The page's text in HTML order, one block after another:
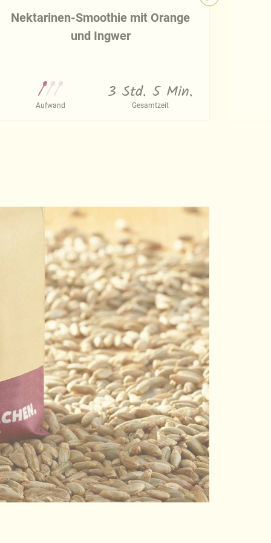
Nektarinen-Smoothie mit Orange
und Ingwer
Aufwand
3 Std. 5 Min.
Gesamtzeit